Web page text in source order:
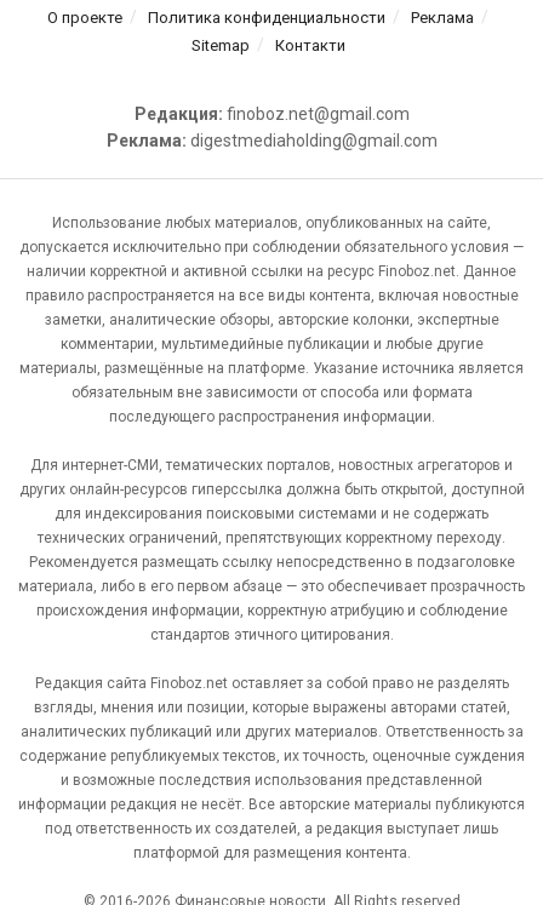
О проекте Политика конфиденциальности
Реклама
Sitemap
Контакти
Редакция: finoboz.net@gmail.com
Реклама: digestmediaholding@gmail.com
Использование любых материалов, опубликованных на сайте,
допускается исключительно при соблюдении обязательного условия —
наличии корректной и активной ссылки на ресурс Finoboz.net. Данное
правило распространяется на все виды контента, включая новостные
заметки, аналитические обзоры, авторские колонки, экспертные
комментарии, мультимедийные публикации и любые другие
материалы, размещённые на платформе. Указание источника является
обязательным вне зависимости от способа или формата
последующего распространения информации.
Для интернет-СМИ, тематических порталов, новостных агрегаторов и
других онлайн-ресурсов гиперссылка должна быть открытой, доступной
для индексирования поисковыми системами и не содержать
технических ограничений, препятствующих корректному переходу.
Рекомендуется размещать ссылку непосредственно в подзаголовке
материала, либо в его первом абзаце — это обеспечивает прозрачность
происхождения информации, корректную атрибуцию и соблюдение
стандартов этичного цитирования.
Редакция сайта Finoboz.net оставляет за собой право не разделять
взгляды, мнения или позиции, которые выражены авторами статей,
аналитических публикаций или других материалов. Ответственность за
содержание републикуемых текстов, их точность, оценочные суждения
и возможные последствия использования представленной
информации редакция не несёт. Все авторские материалы публикуются
под ответственность их создателей, а редакция выступает лишь
платформой для размещения контента.
© 2016-2026 Финансовые новости. All Rights reserved